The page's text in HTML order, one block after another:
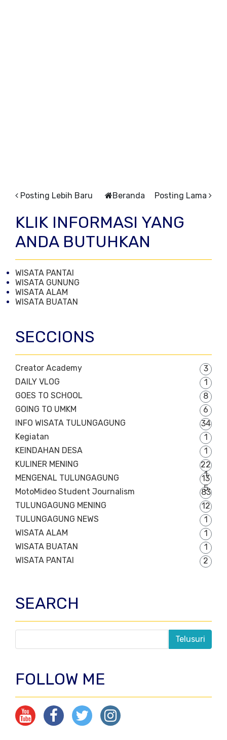
Posting Lebih Baru Posting Lama
Beranda
KLIK INFORMASI YANG
ANDA BUTUHKAN
WISATA PANTAI
WISATA GUNUNG
WISATA ALAM
WISATA BUATAN
SECCIONS
Creator Academy
3
DAILY VLOG
1
GOES TO SCHOOL
8
GOING TO UMKM
6
INFO WISATA TULUNGAGUNG
34
Kegiatan
1
KEINDAHAN DESA
1
KULINER MENING
22
1
MENGENAL TULUNGAGUNG
13
5
MotoMideo Student Journalism
83
TULUNGAGUNG MENING
12
TULUNGAGUNG NEWS
1
WISATA ALAM
1
WISATA BUATAN
1
WISATA PANTAI
2
SEARCH
FOLLOW ME